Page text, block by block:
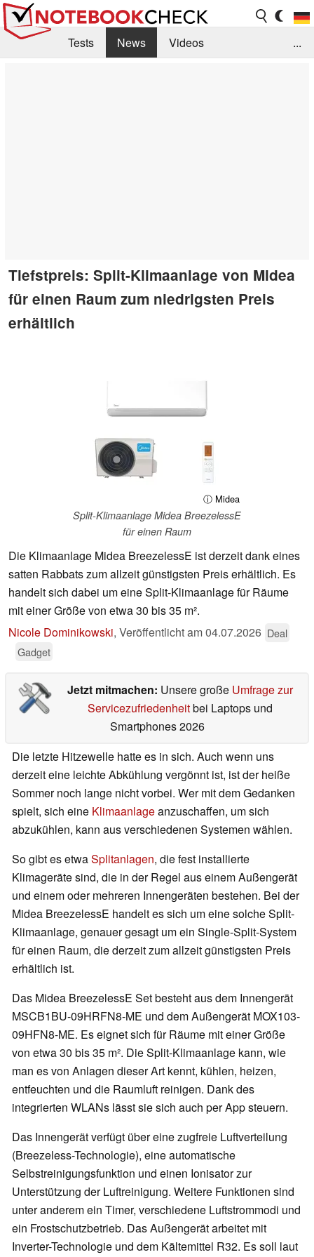
Tests News
Videos
...
Tiefstpreis: Split-Klimaanlage von Midea
für einen Raum zum niedrigsten Preis
erhältlich
ⓘ Midea
Split-Klimaanlage Midea BreezelessE
für einen Raum
Die Klimaanlage Midea BreezelessE ist derzeit dank eines
satten Rabbats zum allzeit günstigsten Preis erhältlich. Es
handelt sich dabei um eine Split-Klimaanlage für Räume
mit einer Größe von etwa 30 bis 35 m².
Nicole Dominikowski, Veröffentlicht am04.07.2026 Deal
Gadget
Jetzt mitmachen: Unsere große Umfrage zur
Servicezufriedenheitbei Laptops und
Smartphones 2026
Die letzte Hitzewelle hatte es in sich. Auch wenn uns
derzeit eine leichte Abkühlung vergönnt ist, ist der heiße
Sommer noch lange nicht vorbei. Wer mit dem Gedanken
spielt, sich eine Klimaanlageanzuschaffen, um sich
abzukühlen, kann aus verschiedenen Systemen wählen.
So gibt es etwaSplitanlagen, die fest installierte
Klimageräte sind, die in der Regel aus einem Außengerät
und einem oder mehreren Innengeräten bestehen. Bei der
Midea BreezelessE handelt es sich um eine solche Split-
Klimaanlage, genauer gesagt um ein Single-Split-System
für einen Raum, die derzeit zum allzeit günstigsten Preis
erhältlich ist.
Das Midea BreezelessE Set besteht aus dem Innengerät
MSCB1BU-09HRFN8-ME und dem Außengerät MOX103-
09HFN8-ME. Es eignet sich für Räume mit einer Größe
von etwa 30 bis 35 m². Die Split-Klimaanlage kann, wie
man es von Anlagen dieser Art kennt, kühlen, heizen,
entfeuchten und die Raumluft reinigen. Dank des
integrierten WLANs lässt sie sich auch per App steuern.
Das Innengerät verfügt über eine zugfreie Luftverteilung
(Breezeless-Technologie), eine automatische
Selbstreinigungsfunktion und einen Ionisator zur
Unterstützung der Luftreinigung. Weitere Funktionen sind
unter anderem ein Timer, verschiedene Luftstrommodi und
ein Frostschutzbetrieb. Das Außengerät arbeitet mit
Inverter-Technologie und dem Kältemittel R32. Es soll laut